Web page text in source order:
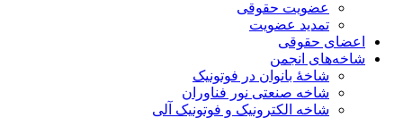
عضویت حقوقی
تمدید عضویت
اعضای حقوقی
شاخه‌های انجمن
شاخۀ بانوان در فوتونیک
شاخه صنعتی نور فناوران
شاخه‌ الکترونیک و فوتونیک آلی